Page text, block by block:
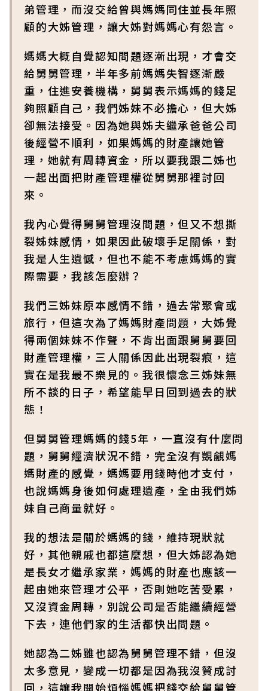
弟管理，而沒交給曾與媽媽同住並長年照
顧的大姊管理，讓大姊對媽媽心有怨言。
媽媽大概自覺認知問題逐漸出現，才會交
給舅舅管理，半年多前媽媽失智逐漸嚴
重，住進安養機構，舅舅表示媽媽的錢足
夠照顧自己，我們姊妹不必擔心，但大姊
卻無法接受。因為她與姊夫繼承爸爸公司
後經營不順利，如果媽媽的財產讓她管
理，她就有周轉資金，所以要我跟二姊也
一起出面把財產管理權從舅舅那裡討回
來。
我內心覺得舅舅管理沒問題，但又不想撕
裂姊妹感情，如果因此破壞手足關係，對
我是人生遺憾，但也不能不考慮媽媽的實
際需要，我該怎麼辦？
我們三姊妹原本感情不錯，過去常聚會或
旅行，但這次為了媽媽財產問題，大姊覺
得兩個妹妹不作聲，不肯出面跟舅舅要回
財產管理權，三人關係因此出現裂痕，這
實在是我最不樂見的。我很懷念三姊妹無
所不談的日子，希望能早日回到過去的狀
態！
但舅舅管理媽媽的錢5年，一直沒有什麼問
題，舅舅經濟狀況不錯，完全沒有覬覦媽
媽財產的感覺，媽媽要用錢時他才支付，
也說媽媽身後如何處理遺產，全由我們姊
妹自己商量就好。
我的想法是關於媽媽的錢，維持現狀就
好，其他親戚也都這麼想，但大姊認為她
是長女才繼承家業，媽媽的財產也應該一
起由她來管理才公平，否則她吃苦受累，
又沒資金周轉，別說公司是否能繼續經營
下去，連他們家的生活都快出問題。
她認為二姊雖也認為舅舅管理不錯，但沒
太多意見，變成一切都是因為我沒贊成討
回，這讓我開始煩惱媽媽把錢交給舅舅管